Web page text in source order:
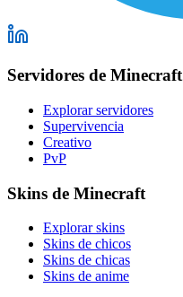
Servidores de Minecraft
Explorar servidores
Supervivencia
Creativo
PvP
Skins de Minecraft
Explorar skins
Skins de chicos
Skins de chicas
Skins de anime